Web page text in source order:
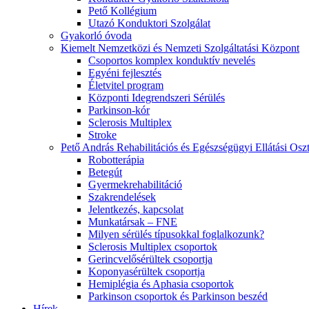
Pető Kollégium
Utazó Konduktori Szolgálat
Gyakorló óvoda
Kiemelt Nemzetközi és Nemzeti Szolgáltatási Központ
Csoportos komplex konduktív nevelés
Egyéni fejlesztés
Életvitel program
Központi Idegrendszeri Sérülés
Parkinson-kór
Sclerosis Multiplex
Stroke
Pető András Rehabilitációs és Egészségügyi Ellátási
Robotterápia
Betegút
Gyermekrehabilitáció
Szakrendelések
Jelentkezés, kapcsolat
Munkatársak – FNE
Milyen sérülés típusokkal foglalkozunk?
Sclerosis Multiplex csoportok
Gerincvelősérültek csoportja
Koponyasérültek csoportja
Hemiplégia és Aphasia csoportok
Parkinson csoportok és Parkinson beszéd